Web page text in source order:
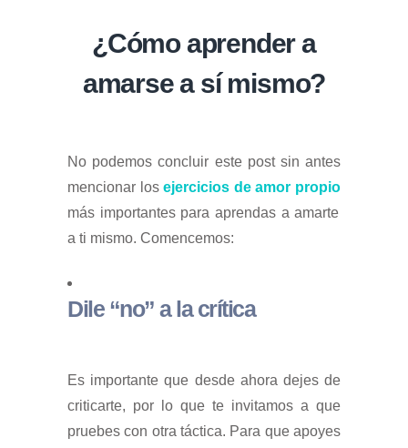
¿Cómo aprender a
amarse a sí mismo?
No podemos concluir este post sin antes
mencionar losejercicios de amor propio
más importantes para aprendas a amarte
a ti mismo. Comencemos:
Dile “no” a la crítica
Es importante que desde ahora dejes de
criticarte, por lo que te invitamos a que
pruebes con otra táctica. Para que apoyes